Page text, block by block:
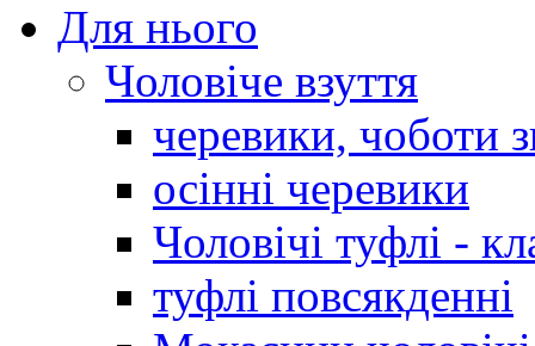
Для нього
Чоловіче взуття
черевики, чоботи
осінні черевики
Чоловічі туфлі -
туфлі повсякденні